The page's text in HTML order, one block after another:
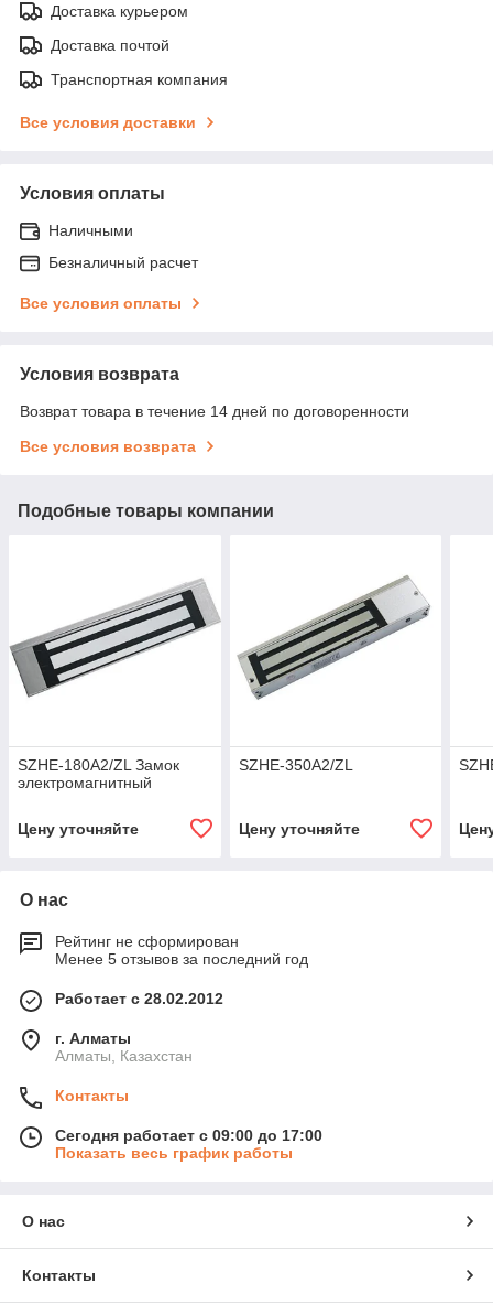
Доставка курьером
Доставка почтой
Транспортная компания
Все условия доставки
Условия оплаты
Наличными
Безналичный расчет
Все условия оплаты
Условия возврата
Возврат товара в течение 14 дней по договоренности
Все условия возврата
Подобные товары компании
SZHE-180A2/ZL Замок
электромагнитный
Цену уточняйте
SZHE-350A2/ZL
Цену уточняйте
О нас
Рейтинг не сформирован
Менее 5 отзывов за последний год
Работает с 28.02.2012
г. Алматы
Алматы, Казахстан
Контакты
Сегодня работает с 09:00 до 17:00
Показать весь график работы
О нас
Контакты